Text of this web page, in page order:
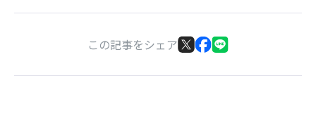
この記事をシェア